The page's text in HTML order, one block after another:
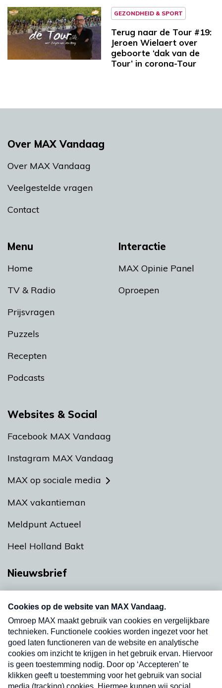
GEZONDHEID & SPORT
Terug naar de Tour #19:
Jeroen Wielaert over
geboorte ‘dak van de
Tour’ in corona-Tour
Menu
Home
TV & Radio
Prijsvragen
Puzzels
Recepten
Podcasts
Interactie
MAX Opinie Panel
Oproepen
Over MAX Vandaag
Over MAX Vandaag
Veelgestelde vragen
Contact
Websites & Social
Facebook MAX Vandaag
Instagram MAX Vandaag
MAX op sociale media
MAX vakantieman
Meldpunt Actueel
Heel Holland Bakt
Nieuwsbrief
nieuwsbrief. Elke vrijdag- en dinsdagochtend in
uw mailbox.
Verzend